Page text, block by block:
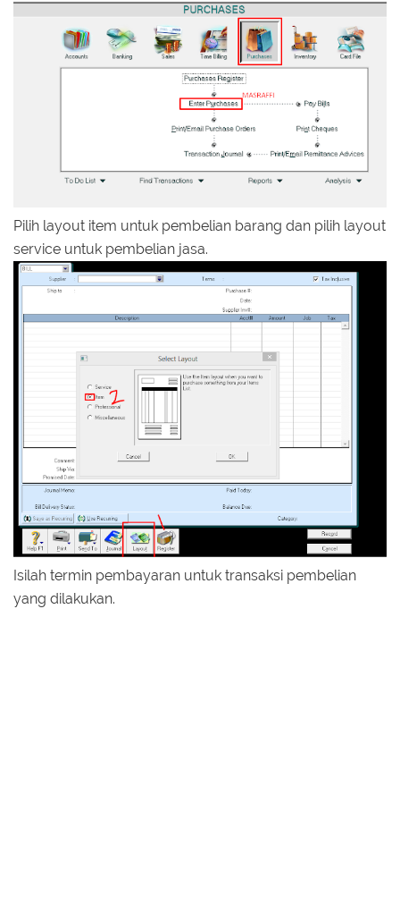
Pilih layout item untuk pembelian barang dan pilih layout
service untuk pembelian jasa.
Isilah termin pembayaran untuk transaksi pembelian
yang dilakukan.